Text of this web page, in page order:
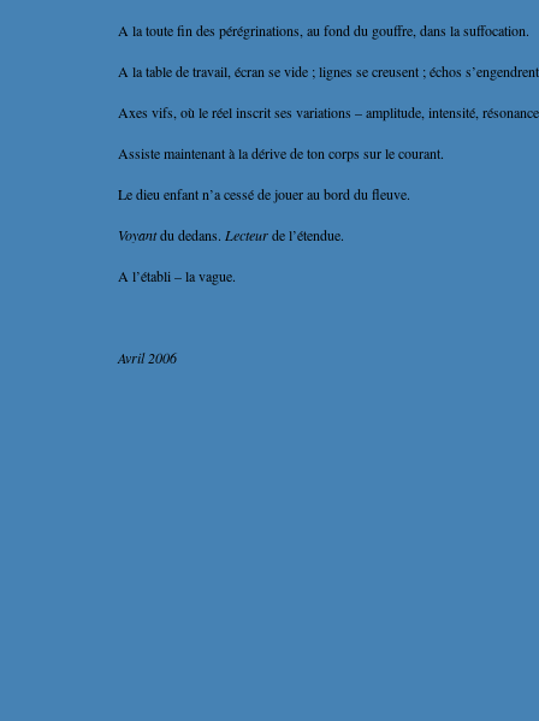
A la toute fin des pérégrinations, au fond du gouffre, dans la suffocation.
A la table de travail, écran se vide ; lignes se creusent ; échos
Axes vifs, où le réel inscrit ses variations – amplitude, intensité,
Assiste maintenant à la dérive de ton corps sur le courant.
Le dieu enfant n’a cessé de jouer au bord du fleuve.
Voyantdu dedans. Lecteurde l’étendue.
A l’établi – la vague.
Avril 2006